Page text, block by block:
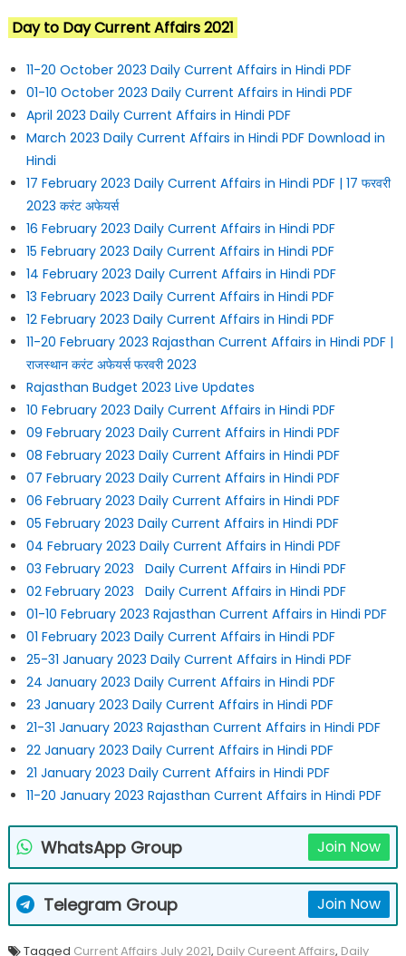
Day to Day Current Affairs 2021
11-20 October 2023 Daily Current Affairs in Hindi PDF
01-10 October 2023 Daily Current Affairs in Hindi PDF
April 2023 Daily Current Affairs in Hindi PDF
March 2023 Daily Current Affairs in Hindi PDF Download in
Hindi
17 February 2023 Daily Current Affairs in Hindi PDF | 17 फरवरी
2023 करंट अफेयर्स
16 February 2023 Daily Current Affairs in Hindi PDF
15 February 2023 Daily Current Affairs in Hindi PDF
14 February 2023 Daily Current Affairs in Hindi PDF
13 February 2023 Daily Current Affairs in Hindi PDF
12 February 2023 Daily Current Affairs in Hindi PDF
11-20 February 2023 Rajasthan Current Affairs in Hindi PDF |
राजस्थान करंट अफेयर्स फरवरी 2023
Rajasthan Budget 2023 Live Updates
10 February 2023 Daily Current Affairs in Hindi PDF
09 February 2023 Daily Current Affairs in Hindi PDF
08 February 2023 Daily Current Affairs in Hindi PDF
07 February 2023 Daily Current Affairs in Hindi PDF
06 February 2023 Daily Current Affairs in Hindi PDF
05 February 2023 Daily Current Affairs in Hindi PDF
04 February 2023 Daily Current Affairs in Hindi PDF
03 February 2023 Daily Current Affairs in Hindi PDF
02 February 2023 Daily Current Affairs in Hindi PDF
01-10 February 2023 Rajasthan Current Affairs in Hindi PDF
01 February 2023 Daily Current Affairs in Hindi PDF
25-31 January 2023 Daily Current Affairs in Hindi PDF
24 January 2023 Daily Current Affairs in Hindi PDF
23 January 2023 Daily Current Affairs in Hindi PDF
21-31 January 2023 Rajasthan Current Affairs in Hindi PDF
22 January 2023 Daily Current Affairs in Hindi PDF
21 January 2023 Daily Current Affairs in Hindi PDF
11-20 January 2023 Rajasthan Current Affairs in Hindi PDF
WhatsApp Group Join Now
Telegram Group Join Now
Tagged Current Affairs July 2021, Daily Cureent Affairs, Daily